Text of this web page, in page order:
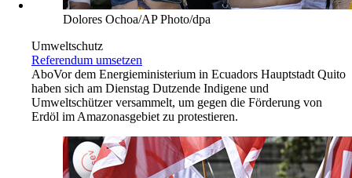
Dolores Ochoa/AP Photo/dpa
Umweltschutz
Referendum umsetzen
AboVor dem Energieministerium in Ecuadors Hauptstadt Quito
haben sich am Dienstag Dutzende Indigene und
Umweltschützer versammelt, um gegen die Förderung von
Erdöl im Amazonasgebiet zu protestieren.